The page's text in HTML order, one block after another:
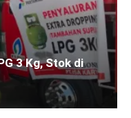
3 Kg, Stok di